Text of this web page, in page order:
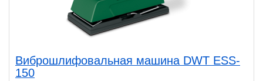
Виброшлифовальная машина DWT ESS-
150